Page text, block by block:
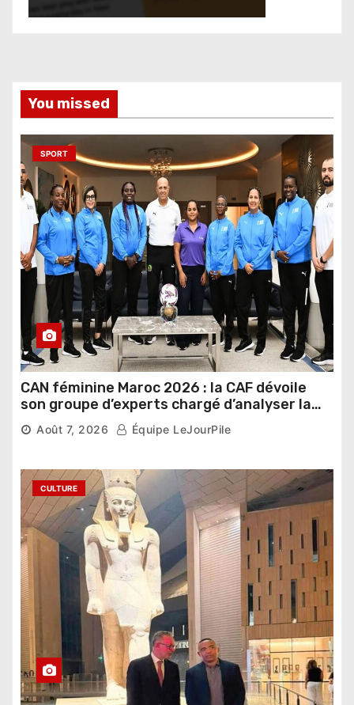
You missed
SPORT
CAN féminine Maroc 2026 : la CAF dévoile
son groupe d’experts chargé d’analyser la
compétition
Août 7, 2026 Équipe LeJourPile
CULTURE